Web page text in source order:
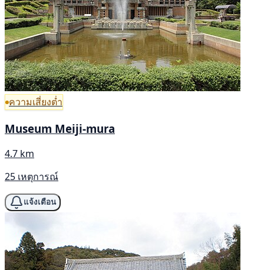
ความเสี่ยงต่ำ
Museum Meiji-mura
4.7 km
25 เหตุการณ์
แจ้งเตือน